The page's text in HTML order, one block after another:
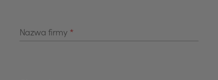
Nazwa firmy *